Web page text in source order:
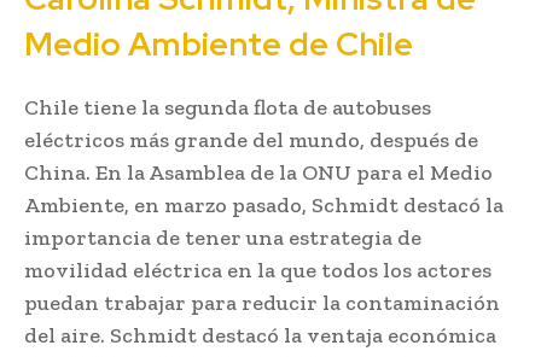
Medio Ambiente de Chile
Chile tiene la segunda flota de autobuses
eléctricos más grande del mundo, después de
China. En la Asamblea de la ONU para el Medio
Ambiente, en marzo pasado, Schmidt destacó la
importancia de tener una estrategia de
movilidad eléctrica en la que todos los actores
puedan trabajar para reducir la contaminación
del aire. Schmidt destacó la ventaja económica